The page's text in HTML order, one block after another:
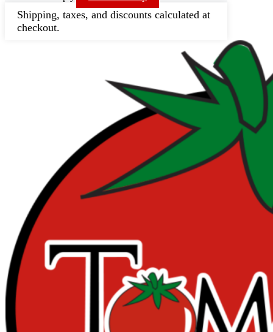
Shipping, taxes, and discounts calculated at
checkout.